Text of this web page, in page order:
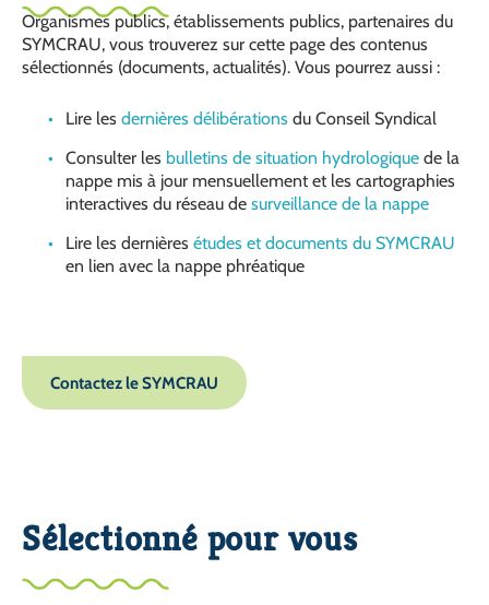
Organismes publics, établissements publics, partenaires du
SYMCRAU, vous trouverez sur cette page des contenus
sélectionnés (documents, actualités). Vous pourrez aussi :
Lire les dernières délibérations du Conseil Syndical
Consulter les bulletins de situation hydrologique de la
nappe mis à jour mensuellement et les cartographies
interactives du réseau de surveillance de la nappe
Lire les dernières études et documents du SYMCRAU
en lien avec la nappe phréatique
Contactez le SYMCRAU
Sélectionné pour vous